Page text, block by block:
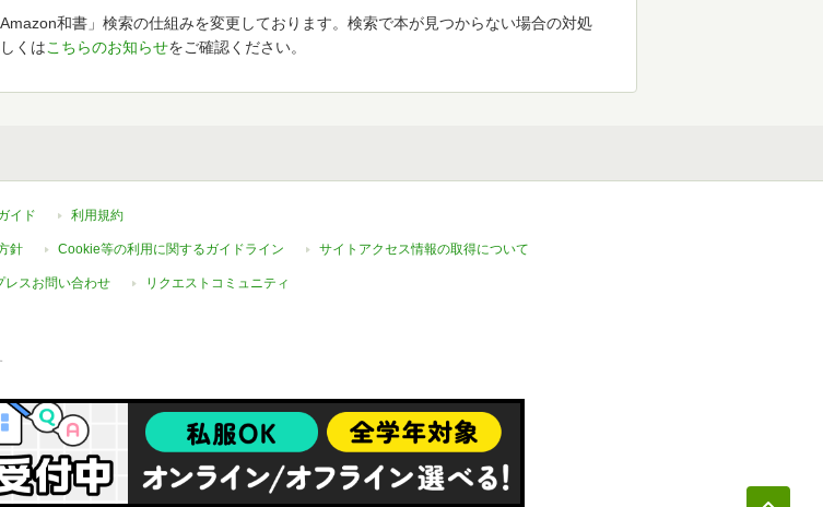
和書」検索の仕組みを変更しております。検索で本が見つからない場合の対処
くはこちらのお知らせをご確認ください。
イド 利用規約
針 Cookie等の利用に関するガイドライン サイトアクセス情報の取得について
レスお問い合わせ リクエストコミュニティ